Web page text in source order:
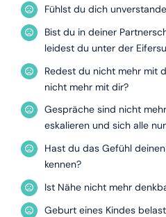
Fühlst du dich
Bist du in deiner
leidest du unter der
Redest du nicht mehr mit
nicht mehr mit dir?
Gespräche sind nicht
eskalieren und sich alle
Hast du das Gefühl
kennen?
Ist Nähe nicht mehr
Geburt eines Kindes